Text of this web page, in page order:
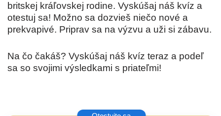
britskej kráľovskej rodine. Vyskúšaj náš kvíz a
otestuj sa! Možno sa dozvieš niečo nové a
prekvapivé. Priprav sa na výzvu a uži si zábavu.
Na čo čakáš? Vyskúšaj náš kvíz teraz a podeľ
sa so svojimi výsledkami s priateľmi!